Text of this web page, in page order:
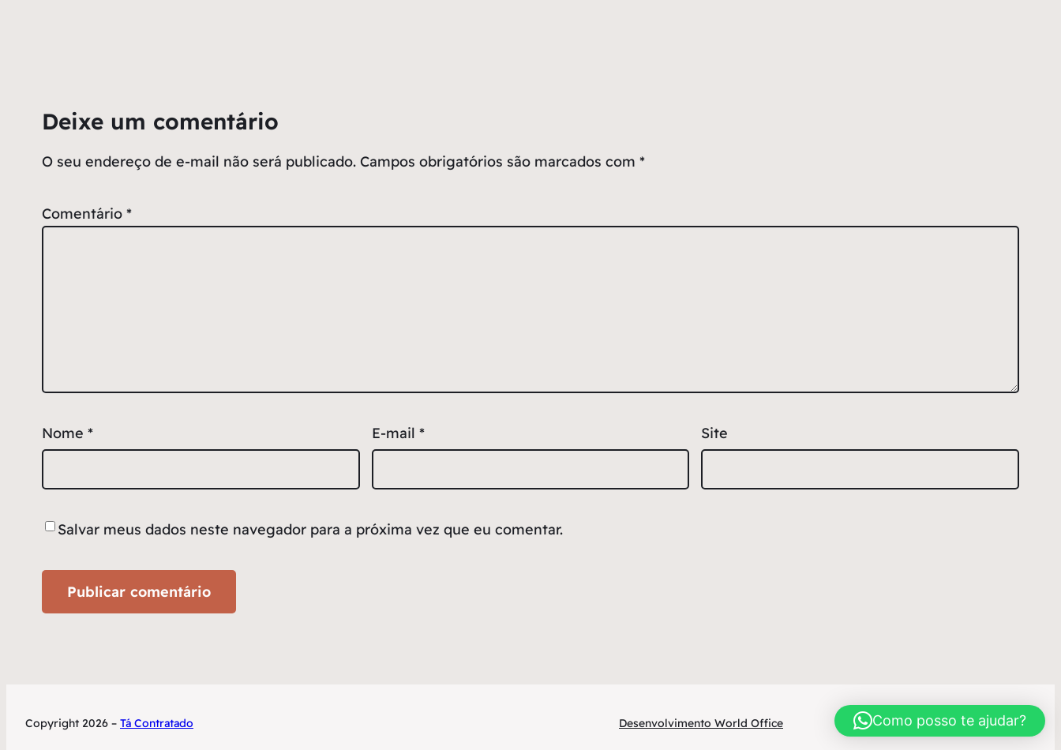
Deixe um comentário
O seu endereço de e-mail não será publicado. Campos obrigatórios são marcados com *
Comentário *
Nome * E-mail * Site
Salvar meus dados neste navegador para a próxima vez que eu comentar.
Copyright 2026 – Tá Contratado Desenvolvimento World Office Como posso te ajudar?